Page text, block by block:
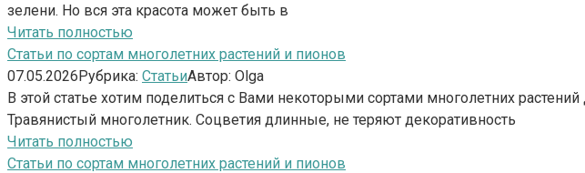
зелени. Но вся эта красота может быть в
Читать полностью
Статьи по сортам многолетних растений и пионов
07.05.2026Рубрика: СтатьиАвтор: Olga
В этой статье хотим поделиться с Вами некоторыми сортами многолетних
Травянистый многолетник. Соцветия длинные, не теряют декоративность
Читать полностью
Статьи по сортам многолетних растений и пионов